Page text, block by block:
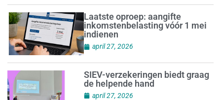
Laatste oproep: aangifte
inkomstenbelasting vóór 1 mei
indienen
april 27, 2026
SIEV-verzekeringen biedt graag
de helpende hand
april 27, 2026